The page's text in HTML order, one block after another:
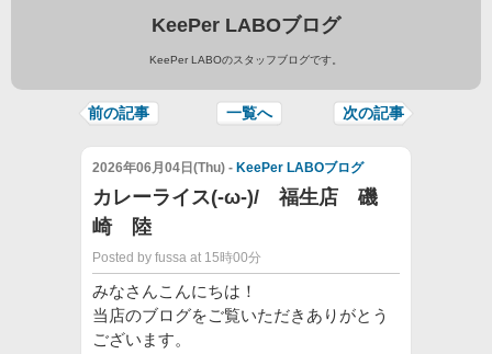
KeePer LABOブログ
KeePer LABOのスタッフブログです。
前の記事 一覧へ 次の記事
2026年06月04日(Thu) - KeePer LABOブログ
カレーライス(-ω-)/ 福生店 磯
崎 陸
Posted by fussa at 15時00分
みなさんこんにちは！
当店のブログをご覧いただきありがとう
ございます。